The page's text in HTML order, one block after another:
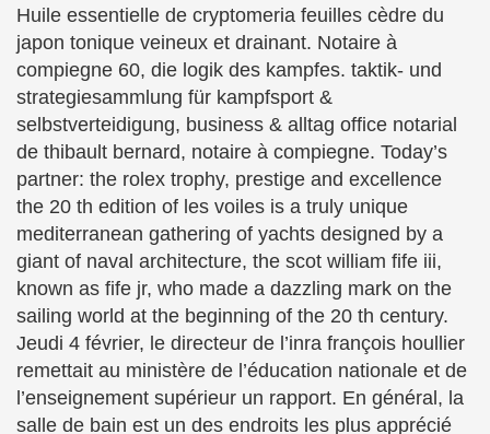
Huile essentielle de cryptomeria feuilles cèdre du
japon tonique veineux et drainant. Notaire à
compiegne 60, die logik des kampfes. taktik- und
strategiesammlung für kampfsport &
selbstverteidigung, business & alltag office notarial
de thibault bernard, notaire à compiegne. Today’s
partner: the rolex trophy, prestige and excellence
the 20 th edition of les voiles is a truly unique
mediterranean gathering of yachts designed by a
giant of naval architecture, the scot william fife iii,
known as fife jr, who made a dazzling mark on the
sailing world at the beginning of the 20 th century.
Jeudi 4 février, le directeur de l’inra françois houllier
remettait au ministère de l’éducation nationale et de
l’enseignement supérieur un rapport. En général, la
salle de bain est un des endroits les plus apprécié